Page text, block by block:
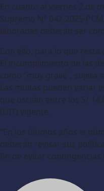
En cuanto al viernes 2 de
Supremo N° 042-2025-
laboradas deberán ser
Con ello, para lo que
El incumplimiento de las
como “muy grave”, sujeta
Las multas pueden variar
que oscilan entre los S/
(UIT) vigente.
“En los últimos años el
deberán revisar sus
fin de evitar contingencias